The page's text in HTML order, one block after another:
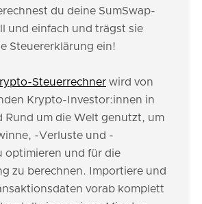
du deine SumSwap-
und einfach und trägst sie
Steuererklärung ein!
Steuerrechner wird von
Krypto-Investor:innen in
Rund um die Welt genutzt, um
-Verluste und -
optimieren und für die
zu berechnen. Importiere und
vorab komplett